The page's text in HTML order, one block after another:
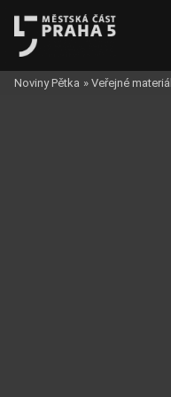
Noviny Pětka » Veřejné